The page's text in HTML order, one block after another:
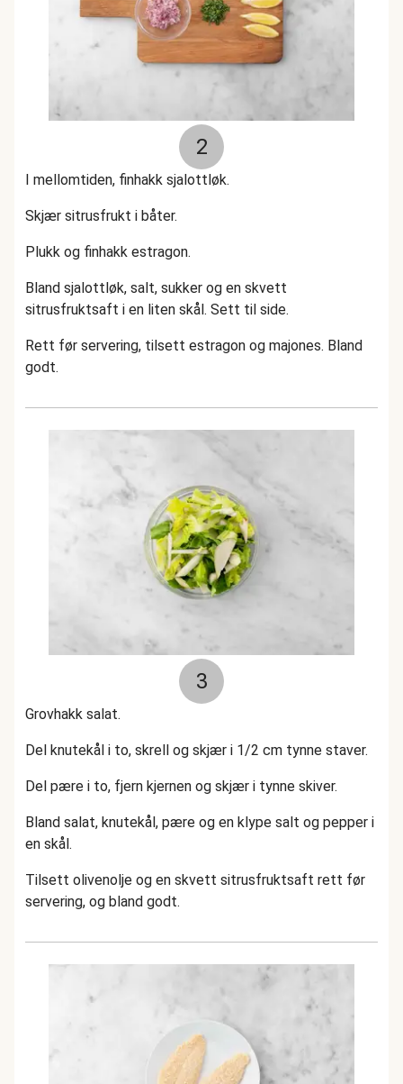
2
I mellomtiden, finhakk sjalottløk.
Skjær sitrusfrukt i båter.
Plukk og finhakk estragon.
Bland sjalottløk, salt, sukker og en skvett
sitrusfruktsaft i en liten skål. Sett til side.
Rett før servering, tilsett estragon og majones. Bland
godt.
3
Grovhakk salat.
Del knutekål i to, skrell og skjær i 1/2 cm tynne staver.
Del pære i to, fjern kjernen og skjær i tynne skiver.
Bland salat, knutekål, pære og en klype salt og pepper i
en skål.
Tilsett olivenolje og en skvett sitrusfruktsaft rett før
servering, og bland godt.